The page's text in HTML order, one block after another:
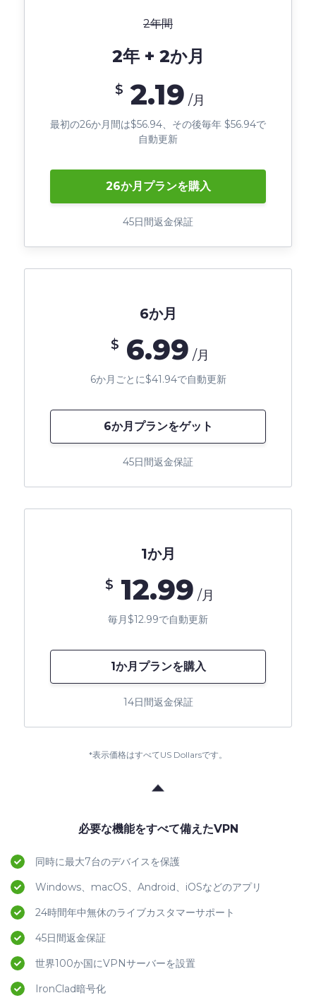
1か月
$ 12.99 /月
毎月$12.99で自動更新
1か月プランを購入
14日間返金保証
2年間
2年 + 2か月
$ 2.19 /月
最初の26か月間は$56.94、その後毎年 $56.94で
自動更新
26か月プランを購入
45日間返金保証
6か月
$ 6.99 /月
6か月ごとに$41.94で自動更新
6か月プランをゲット
45日間返金保証
*表示価格はすべてUS Dollarsです。
必要な機能をすべて備えたVPN
同時に最大7台のデバイスを保護
Windows、macOS、Android、iOSなどのアプリ
24時間年中無休のライブカスタマーサポート
45日間返金保証
世界100か国にVPNサーバーを設置
IronClad暗号化